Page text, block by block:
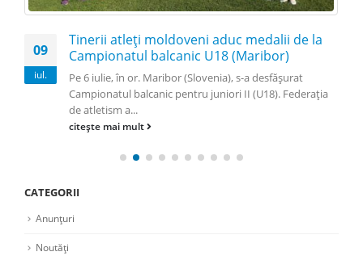
09
iul.
Tinerii atleți moldoveni aduc medalii de la
Campionatul balcanic U18 (Maribor)
Pe 6 iulie, în or. Maribor (Slovenia), s-a desfășurat
Campionatul balcanic pentru juniori II (U18). Federația
de atletism a...
citește mai mult
CATEGORII
Anunțuri
Noutăți